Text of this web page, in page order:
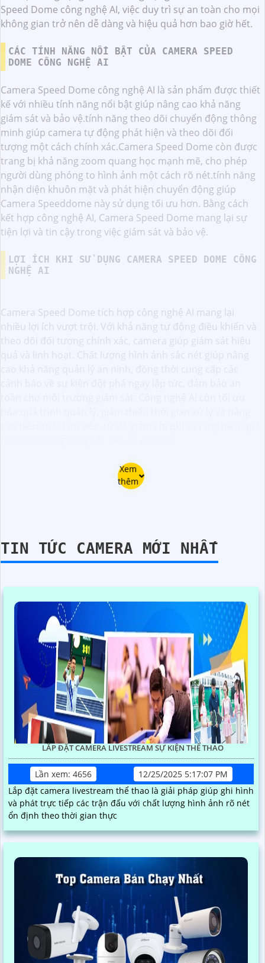
Speed Dome công nghệ AI, việc duy trì sự an toàn cho mọi
không gian trở nên dễ dàng và hiệu quả hơn bao giờ hết.
CÁC TÍNH NĂNG NỔI BẬT CỦA CAMERA SPEED
DOME CÔNG NGHỆ AI
Camera Speed Dome công nghệ AI là sản phẩm được thiết
kế với nhiều tính năng nổi bật giúp nâng cao khả năng
giám sát và bảo vệ.tính năng theo dõi chuyển động thông
minh giúp camera tự động phát hiện và theo dõi đối
tượng một cách chính xác.Camera Speed Dome còn được
trang bị khả năng zoom quang học mạnh mẽ, cho phép
người dùng phóng to hình ảnh một cách rõ nét.tính năng
nhận diện khuôn mặt và phát hiện chuyển động giúp
Camera Speeddome này sử dụng tối ưu hơn. Bằng cách
kết hợp công nghệ AI, Camera Speed Dome mang lại sự
tiện lợi và tin cậy trong việc giám sát và bảo vệ.
LỢI ÍCH KHI SỬ DỤNG CAMERA SPEED DOME CÔNG
NGHỆ AI
Camera Speed Dome tích hợp công nghệ AI mang lại
nhiều lợi ích vượt trội. Với khả năng tự động điều khiển và
theo dõi đối tượng chính xác, camera giúp giám sát hiệu
Xem
thêm
TIN TỨC CAMERA MỚI NHẤT
LẮP ĐẶT CAMERA LIVESTREAM SỰ KIỆN THỂ THAO
Lần xem: 4656
12/25/2025 5:17:07 PM
Lắp đặt camera livestream thể thao là giải pháp giúp ghi hình
và phát trực tiếp các trận đấu với chất lượng hình ảnh rõ nét
ổn định theo thời gian thực